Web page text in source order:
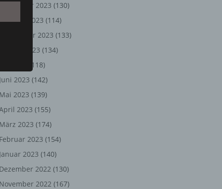
November 2023 (130)
2023 (114)
September 2023 (133)
August 2023 (134)
(118)
Juni 2023 (142)
Mai 2023 (139)
2023 (155)
März 2023 (174)
Februar 2023 (154)
Januar 2023 (140)
Dezember 2022 (130)
November 2022 (167)